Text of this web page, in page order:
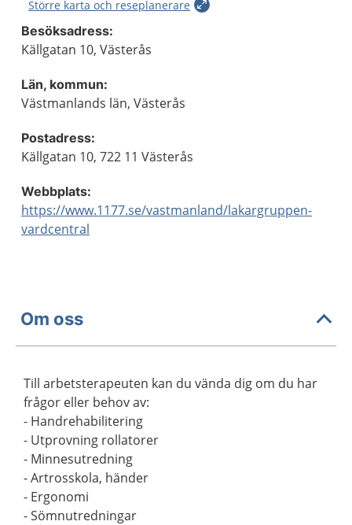
Större karta och reseplanerare
Besöksadress:
Källgatan 10, Västerås
Län, kommun:
Västmanlands län, Västerås
Postadress:
Källgatan 10, 722 11 Västerås
Webbplats:
https://www.1177.se/vastmanland/lakargruppen-
vardcentral
Om oss
Till arbetsterapeuten kan du vända dig om du har
frågor eller behov av:
- Handrehabilitering
- Utprovning rollatorer
- Minnesutredning
- Artrosskola, händer
- Ergonomi
- Sömnutredningar